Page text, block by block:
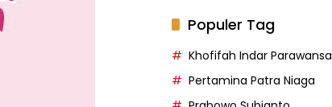
Populer Tag
Khofifah Indar Parawansa
Pertamina Patra Niaga